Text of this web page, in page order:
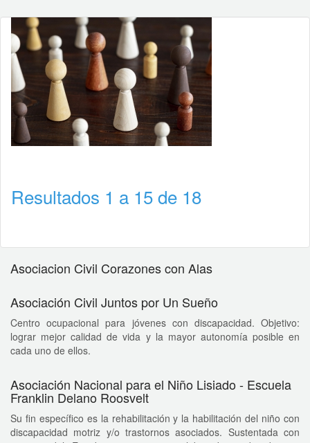
Resultados 1 a 15 de 18
Asociacion Civil Corazones con Alas
Asociación Civil Juntos por Un Sueño
Centro ocupacional para jóvenes con discapacidad. Objetivo:
lograr mejor calidad de vida y la mayor autonomía posible en
cada uno de ellos.
Asociación Nacional para el Niño Lisiado - Escuela
Franklin Delano Roosvelt
Su fin específico es la rehabilitación y la habilitación del niño con
discapacidad motriz y/o trastornos asociados. Sustentada con